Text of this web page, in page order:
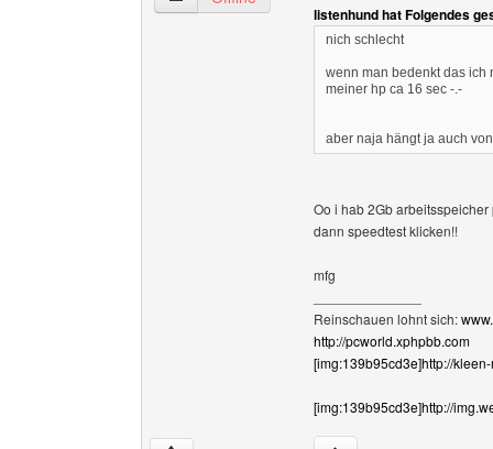
listenhund hat Folgendes
nich schlecht
wenn man bedenkt das ich
meiner hp ca 16 sec -.-
aber naja hängt ja auch
Oo i hab 2Gb
dann speedtest klicken!!
mfg
Reinschauen lohnt sich:
http://pcworld.xphpbb.com
[img:139b95cd3e]http://
[img:139b95cd3e]http://